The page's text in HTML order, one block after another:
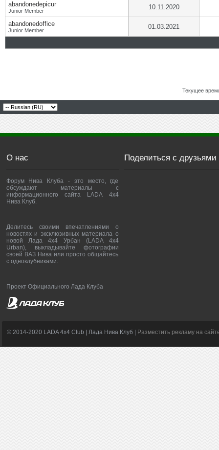
abandonedepicur
Junior Member 10.11.2020
abandonedoffice
Junior Member 01.03.2021
Текущее
О нас
Форум Нива Клуба - это место, где
обсуждают материалы с
информационного сайта LADA 4x4
Нива Клуб.
Делитесь своими впечатлениями о
новостях и эксклюзивных материала о
новой Лада 4х4 Урбан (LADA 4x4
Urban), выкладывайте фотографии
своей ВАЗ Нива или просто общайтесь
с одноклубниками.
Проект Официального Лада Клуба
Поделиться с друзьями
© 2014-2020 LADA 4x4 Club | Лада Нива Клуб | Разместить рекламу на